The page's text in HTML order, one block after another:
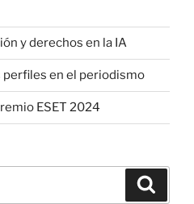
y derechos en la IA
perfiles en el periodismo
ESET 2024